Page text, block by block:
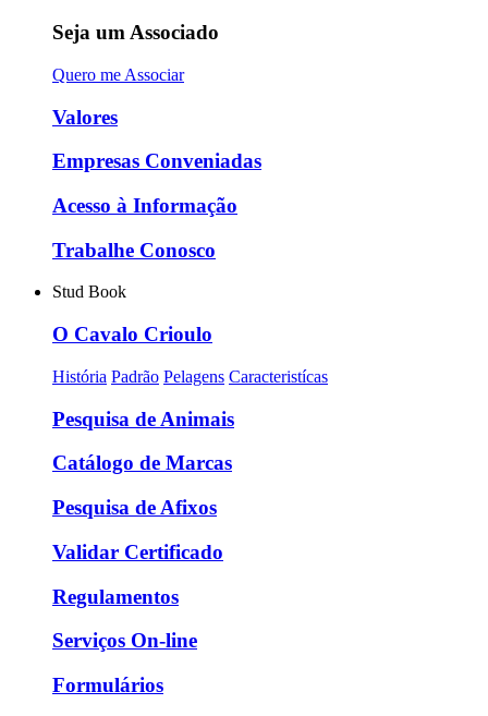
Seja um Associado
Quero me Associar
Valores
Empresas Conveniadas
Acesso à Informação
Trabalhe Conosco
Stud Book
O Cavalo Crioulo
História Padrão Pelagens Caracteristícas
Pesquisa de Animais
Catálogo de Marcas
Pesquisa de Afixos
Validar Certificado
Regulamentos
Serviços On-line
Formulários